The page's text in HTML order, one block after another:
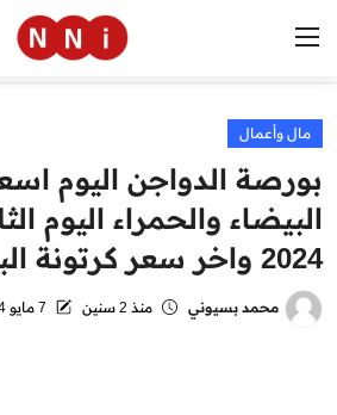
الرئيسية
اخبار مصر
العالم
الرياضة
مال وأعمال
بورصة الدواجن اليوم
2024 واخر سعر كرتونة البيض
محمد بسيوني منذ 2 سنين 7 مايو 2024 - 4:55 AM